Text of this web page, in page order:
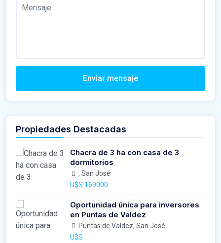
Enviar mensaje
Propiedades Destacadas
Chacra de 3 ha con casa de 3
dormitorios
, San José
U$S 169000
Oportunidad única para inversores
en Puntas de Valdez
Puntas de Valdez, San José
U$S